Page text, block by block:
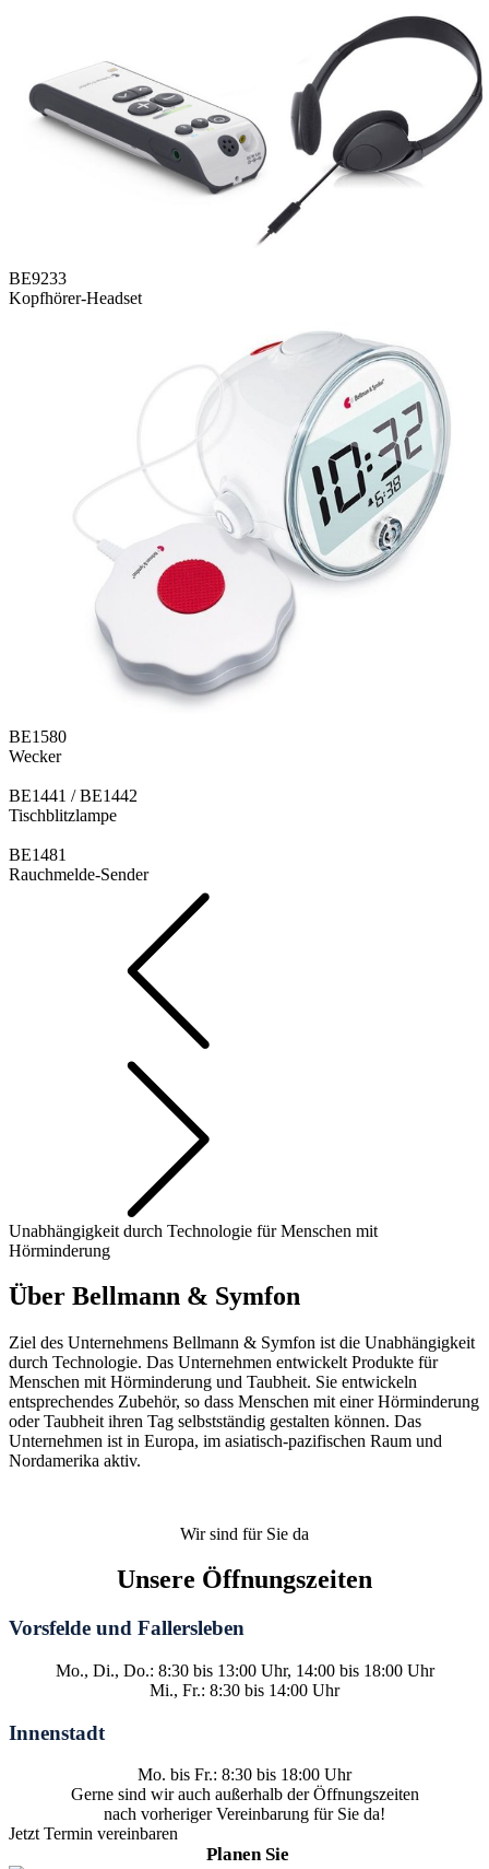
BE9233
Kopfhörer-Headset
BE1580
Wecker
BE1441 / BE1442
Tischblitzlampe
BE1481
Rauchmelde-Sender
Unabhängigkeit durch Technologie für Menschen mit
Hörminderung
Über Bellmann & Symfon
Ziel des Unternehmens Bellmann & Symfon ist die Unabhängigkeit
durch Technologie. Das Unternehmen entwickelt Produkte für
Menschen mit Hörminderung und Taubheit. Sie entwickeln
entsprechendes Zubehör, so dass Menschen mit einer Hörminderung
oder Taubheit ihren Tag selbstständig gestalten können. Das
Unternehmen ist in Europa, im asiatisch-pazifischen Raum und
Nordamerika aktiv.
Wir sind für Sie da
Unsere Öffnungszeiten
Vorsfelde und Fallersleben
Mo., Di., Do.: 8:30 bis 13:00 Uhr, 14:00 bis 18:00 Uhr
Mi., Fr.: 8:30 bis 14:00 Uhr
Innenstadt
Mo. bis Fr.: 8:30 bis 18:00 Uhr
Gerne sind wir auch außerhalb der Öffnungszeiten
nach vorheriger Vereinbarung für Sie da!
Jetzt Termin vereinbaren
Planen Sie